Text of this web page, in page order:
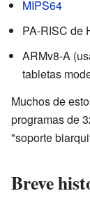
MIPS64
PA-RISC de
ARMv8-A
tabletas
Muchos de
programas de
"soporte
Breve